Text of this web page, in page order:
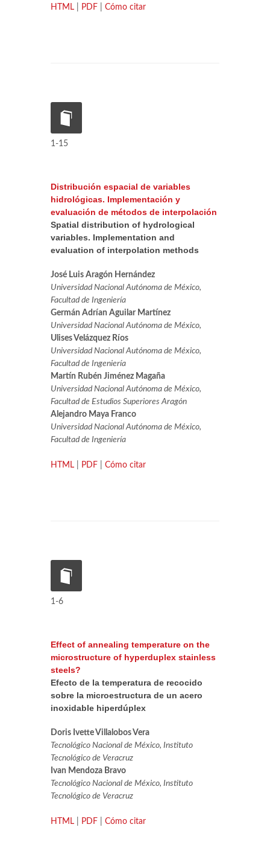
HTML PDF Cómo citar
1-15
Distribución espacial de variables
hidrológicas. Implementación y
evaluación de métodos de interpolación
Spatial distribution of hydrological
variables. Implementation and
evaluation of interpolation methods
José Luis Aragón Hernández
Universidad Nacional Autónoma de México,
Facultad de Ingeniería
Germán Adrían Aguilar Martínez
Universidad Nacional Autónoma de México,
Ulises Velázquez Ríos
Universidad Nacional Autónoma de México,
Facultad de Ingeniería
Martín Rubén Jiménez Magaña
Universidad Nacional Autónoma de México,
Facultad de Estudios Superiores Aragón
Alejandro Maya Franco
Universidad Nacional Autónoma de México,
Facultad de Ingeniería
HTML PDF Cómo citar
1-6
Effect of annealing temperature on the
microstructure of hyperduplex stainless
steels?
Efecto de la temperatura de recocido
sobre la microestructura de un acero
inoxidable hiperdúplex
Doris Ivette Villalobos Vera
Tecnológico Nacional de México, Instituto
Tecnológico de Veracruz
Ivan Mendoza Bravo
Tecnológico Nacional de México, Instituto
Tecnológico de Veracruz
HTML PDF Cómo citar